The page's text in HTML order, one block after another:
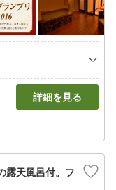
詳細を見る
露天風呂付。フ